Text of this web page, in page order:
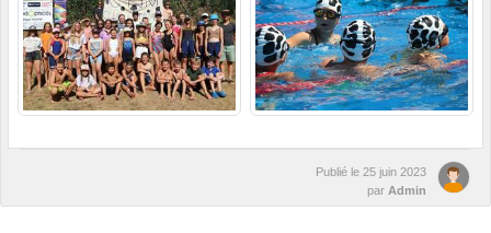
Publié le 25 juin 2023
par Admin